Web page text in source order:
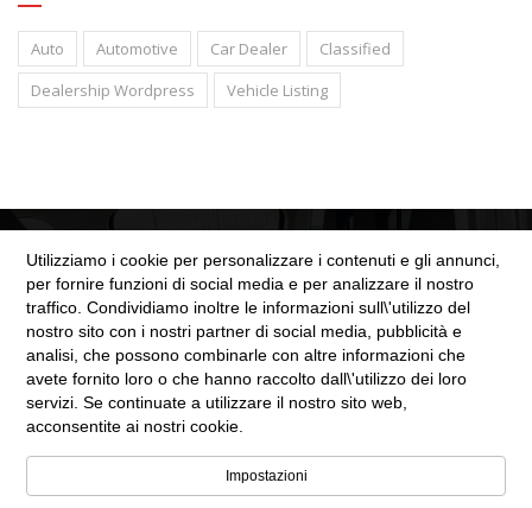
Auto Automotive Car Dealer
Classified
Dealership Wordpress
Vehicle Listing
SEZIONE LEGALE
Cookie Policy
Privacy Policy
Utilizziamo i cookie per personalizzare i contenuti e gli annunci,
per fornire funzioni di social media e per analizzare il nostro
traffico. Condividiamo inoltre le informazioni sull\'utilizzo del
nostro sito con i nostri partner di social media, pubblicità e
analisi, che possono combinarle con altre informazioni che
avete fornito loro o che hanno raccolto dall\'utilizzo dei loro
servizi. Se continuate a utilizzare il nostro sito web,
acconsentite ai nostri cookie.
Impostazioni